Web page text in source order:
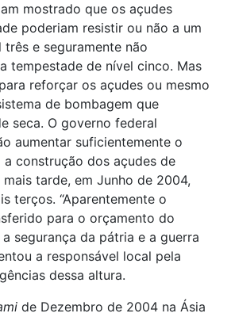
mostrado que os açudes
poderiam resistir ou não a um
e seguramente não
tempestade de nível cinco. Mas
reforçar os açudes ou mesmo
de bombagem que
seca. O governo federal
aumentar suficientemente o
construção dos açudes de
mais tarde, em Junho de 2004,
terços. “Aparentemente o
para o orçamento do
segurança da pátria e a guerra
a responsável local pela
dessa altura.
de Dezembro de 2004 na Ásia